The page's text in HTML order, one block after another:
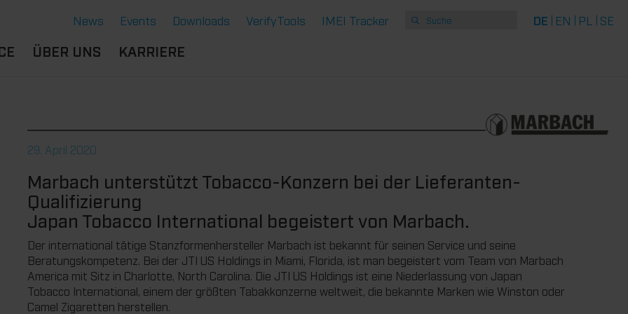
News Events Downloads VerifyTools IMEI Tracker DE EN PL SE
THERMOFORMEN
THERMOFORMEN
ÜBER UNS KARRIERE
STUDIUM
DU BIST
STUDENT:IN
BENEFITS
OFFENE JOBS
29. April 2020
Marbach unterstützt Tobacco-Konzern bei der Lieferanten-
Qualifizierung
Japan Tobacco International begeistert von Marbach.
Der international tätige Stanzformenhersteller Marbach ist bekannt für seinen Service und seine
Beratungskompetenz. Bei der JTI US Holdings in Miami, Florida, ist man begeistert vom Team von Marbach
America mit Sitz in Charlotte, North Carolina. Die JTI US Holdings ist eine Niederlassung von Japan
Tobacco International, einem der größten Tabakkonzerne weltweit, die bekannte Marken wie Winston oder
Camel Zigaretten herstellen.